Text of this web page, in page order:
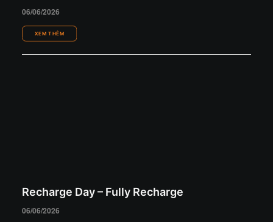
06/06/2026
Recharge Day – Fully Recharge
06/06/2026